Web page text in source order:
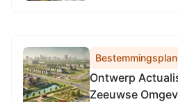
Bestemmingsplan
Ontwerp
Zeeuwse